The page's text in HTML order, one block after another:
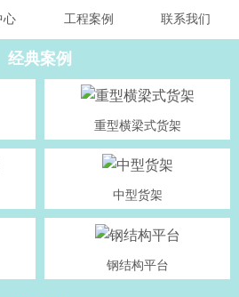
心 工程案例 联系我们
经典案例
重型横梁式货架
中型货架
钢结构平台